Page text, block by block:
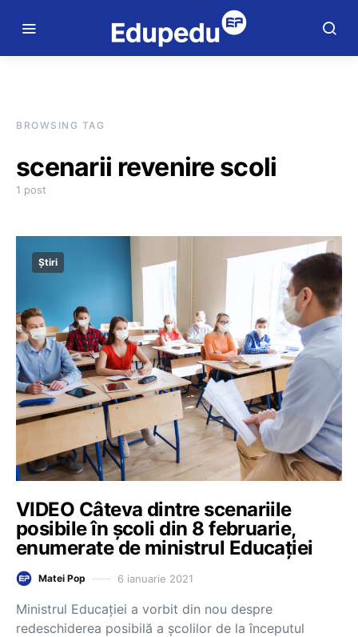
BROWSING TAG
scenarii revenire scoli
1 post
Știri
VIDEO Câteva dintre scenariile
posibile în școli din 8 februarie,
enumerate de ministrul Educației
Matei Pop 6 ianuarie 2021
Ministrul Educației a vorbit din nou despre
redeschiderea posibilă a școlilor de la începutul